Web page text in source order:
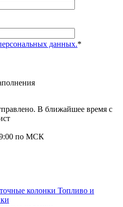
данных.*
В ближайшее время с
по МСК
Топливо и